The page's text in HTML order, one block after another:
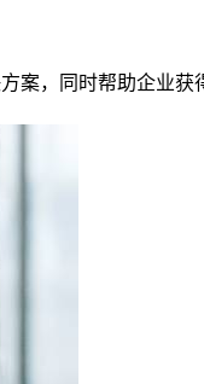
案，同时帮助企业